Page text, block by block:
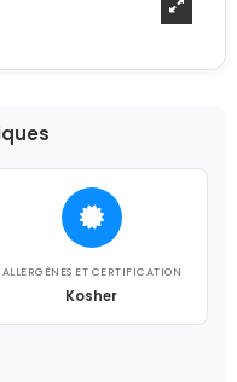
ALLERGÈNES ET CERTIFICATION
Kosher